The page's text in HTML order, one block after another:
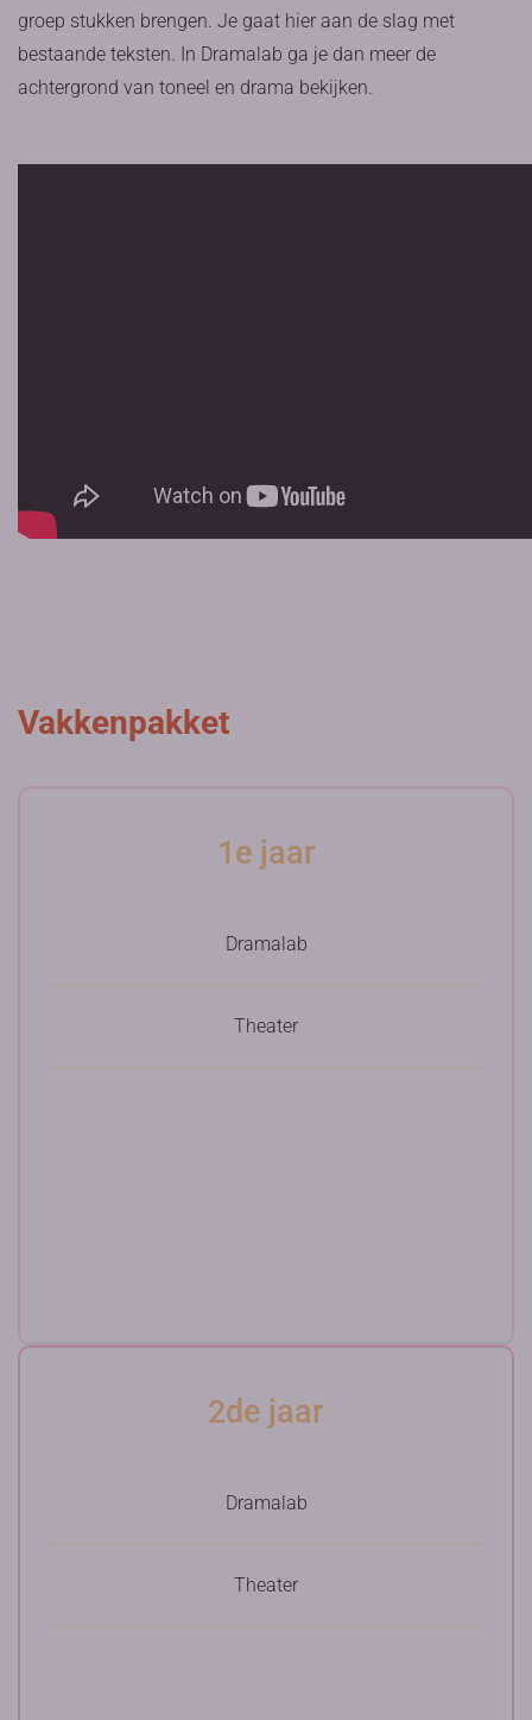
groep stukken brengen. Je gaat hier aan de slag met
bestaande teksten. In Dramalab ga je dan meer de
achtergrond van toneel en drama bekijken.
Vakkenpakket
1e jaar
Dramalab
Theater
2de jaar
Dramalab
Theater